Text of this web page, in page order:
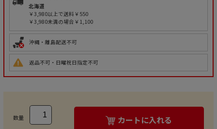
北海道
￥3,980以上で送料￥550
￥3,980未満の場合￥1,100
沖縄・離島配送不可
返品不可・日曜祝日指定不可
数量 カートに入れる